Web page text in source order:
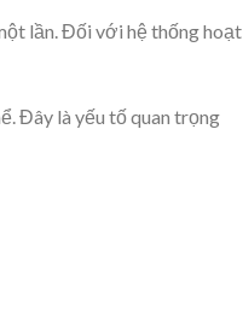
lần. Đối với hệ thống hoạt
Đây là yếu tố quan trọng